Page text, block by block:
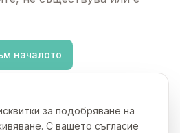
началото
за подобряване на
С вашето съгласие